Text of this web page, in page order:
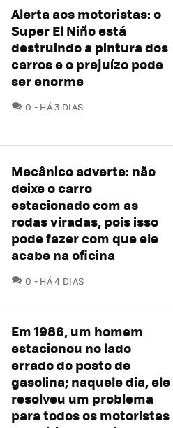
Alerta aos motoristas: o
Super El Niño está
destruindo a pintura dos
carros e o prejuízo pode
ser enorme
0 COMENTÁRIOS
HÁ 3 DIAS
Mecânico adverte: não
deixe o carro
estacionado com as
rodas viradas, pois isso
pode fazer com que ele
acabe na oficina
0 COMENTÁRIOS
HÁ 4 DIAS
Em 1986, um homem
estacionou no lado
errado do posto de
gasolina; naquele dia, ele
resolveu um problema
para todos os motoristas